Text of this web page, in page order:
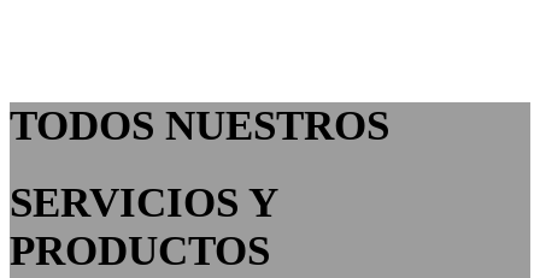
TODOS NUESTROS
SERVICIOS Y
PRODUCTOS